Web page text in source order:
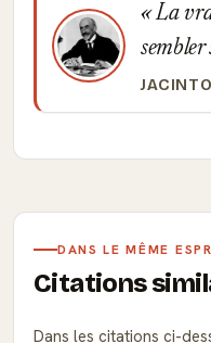
La
sembler
DANS LE MÊME
Citations
Dans les citations ci-